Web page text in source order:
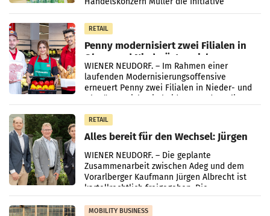
„Kreislauf-Helden“ in allen österreichischen
Müller-Filialen
RETAIL
Penny modernisiert zwei Filialen in
Ober- und Niederösterreich
WIENER NEUDORF. – Im Rahmen einer
laufenden Modernisierungsoffensive
erneuert Penny zwei Filialen in Nieder- und
Oberösterreich. Die beiden Standorte liegen
RETAIL
Alles bereit für den Wechsel: Jürgen
Albrecht setzt ab 1.1.2027 auf Adeg
WIENER NEUDORF. – Die geplante
Zusammenarbeit zwischen Adeg und dem
Vorarlberger Kaufmann Jürgen Albrecht ist
kartellrechtlich freigegeben: Die
Bundeswettbewerbsbehörde und der
Bundeskartellanwalt
MOBILITY BUSINESS